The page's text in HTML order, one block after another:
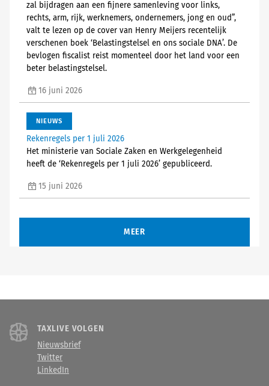
zal bijdragen aan een fijnere samenleving voor links,
rechts, arm, rijk, werknemers, ondernemers, jong en oud”,
valt te lezen op de cover van Henry Meijers recentelijk
verschenen boek ‘Belastingstelsel en ons sociale DNA’. De
bevlogen fiscalist reist momenteel door het land voor een
beter belastingstelsel.
16 juni 2026
NIEUWS
Rekenregels per 1 juli 2026
Het ministerie van Sociale Zaken en Werkgelegenheid
heeft de ‘Rekenregels per 1 juli 2026’ gepubliceerd.
15 juni 2026
MEER
TAXLIVE VOLGEN
Nieuwsbrief
Twitter
LinkedIn